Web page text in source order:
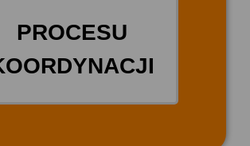
PROCESU